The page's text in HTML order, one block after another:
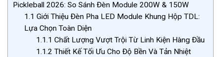
Pickleball 2026: So Sánh Đèn Module 200W & 150W
1.1 Giới Thiệu Đèn Pha LED Module Khung Hộp TDL:
Lựa Chọn Toàn Diện
1.1.1 Chất Lượng Vượt Trội Từ Linh Kiện Hàng Đầu
1.1.2 Thiết Kế Tối Ưu Cho Độ Bền Và Tản Nhiệt